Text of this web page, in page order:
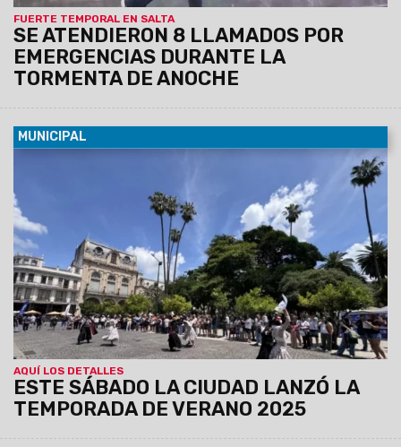
FUERTE TEMPORAL EN SALTA
SE ATENDIERON 8 LLAMADOS POR
EMERGENCIAS DURANTE LA
TORMENTA DE ANOCHE
MUNICIPAL
AQUÍ LOS DETALLES
ESTE SÁBADO LA CIUDAD LANZÓ LA
TEMPORADA DE VERANO 2025
Música, danzas y premios marcaron el inicio
de un verano lleno de actividades para turistas y salteños.
Tuvo lugar en la explanada del Cabildo. Acompañó el
intendente, Emiliano Durand, junto a funcionarios.